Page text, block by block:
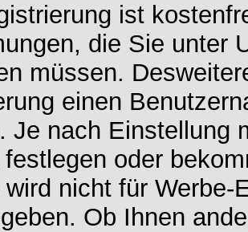
ist
die Sie unter
müssen.
einen
Je nach Einstellung
oder
nicht für
Ob Ihnen